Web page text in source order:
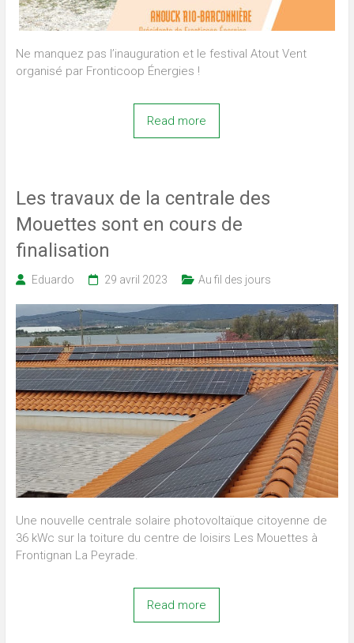
Ne manquez pas l’inauguration et le festival Atout Vent
organisé par Fronticoop Énergies !
Read more
Les travaux de la centrale des
Mouettes sont en cours de
finalisation
Eduardo 29 avril 2023 Au fil des jours
Une nouvelle centrale solaire photovoltaïque citoyenne de
36 kWc sur la toiture du centre de loisirs Les Mouettes à
Frontignan La Peyrade.
Read more